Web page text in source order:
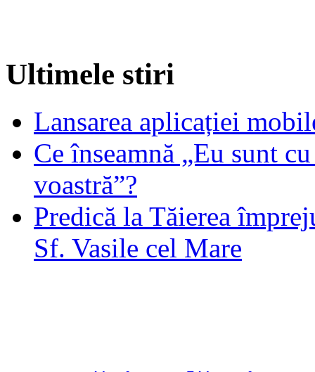
Ultimele stiri
Lansarea aplicației
Ce înseamnă „Eu sunt
voastră”?
Predică la Tăierea
Sf. Vasile cel Mare